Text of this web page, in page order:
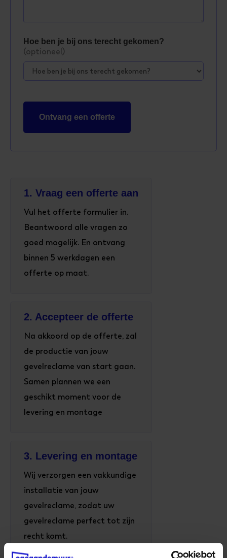
Hoe ben je bij ons terecht gekomen?
(optioneel)
1. Vraag een offerte aan
Vul het offerte formulier in.
Beantwoord alle vragen zo
goed mogelijk. En ontvang
binnen 5 werkdagen een
offerte op maat.
2. Accepteer de offerte
Na akkoord op de offerte, zal
de productie van jouw
gevelreclame van start gaan.
Samen plannen we een
geschikt moment voor de
levering en montage
3. Levering en montage
Wij verzorgen een vakkundige
installatie van jouw
gevelreclame, zodat uw
gevelreclame perfect tot zijn
recht komt.